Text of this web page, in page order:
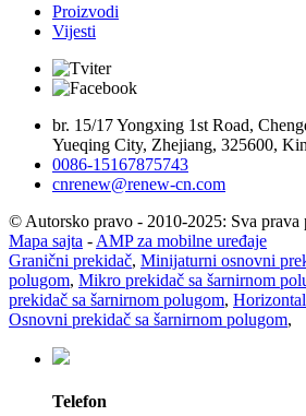
Proizvodi
Vijesti
br. 15/17 Yongxing 1st Road,
Yueqing City, Zhejiang, 325600,
0086-15167875743
cnrenew@renew-cn.com
© Autorsko pravo - 2010-2025: Sva prava
Mapa sajta - AMP za mobilne uređaje
Granični prekidač, Minijaturni osnovni
polugom, Mikro prekidač sa šarnirnom
prekidač sa šarnirnom polugom,
Osnovni prekidač sa šarnirnom polugom,
Telefon